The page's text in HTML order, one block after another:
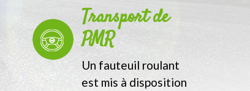
Transport de
PMR
Un fauteuil roulant
est mis à disposition